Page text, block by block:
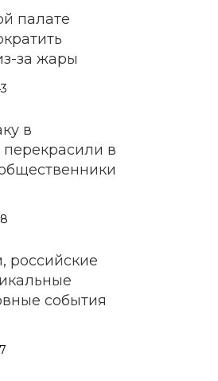
палате
за жары
в
перекрасили в
российские
события